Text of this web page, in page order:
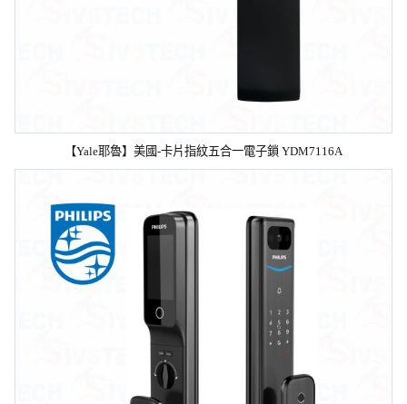
【Yale耶魯】美國-卡片指紋五合一電子鎖 YDM7116A